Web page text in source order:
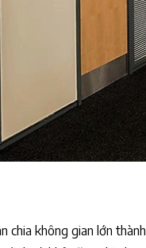
không gian lớn